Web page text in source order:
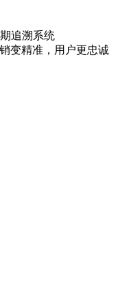
追溯系统
变精准，用户更忠诚